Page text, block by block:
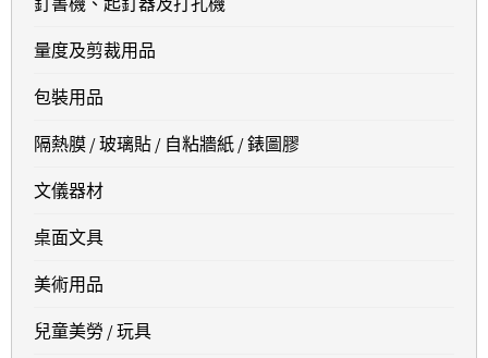
量度及剪裁用品
包裝用品
隔熱膜 / 玻璃貼 / 自粘牆紙 / 錶圖膠
文儀器材
桌面文具
美術用品
兒童美勞 / 玩具